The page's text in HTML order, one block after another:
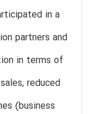
in a
partners and
in terms of
reduced
(business